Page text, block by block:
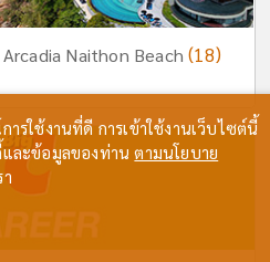
Naithon Beach(18)
รใช้งานที่ดี การเข้าใช้งานเว็บไซต์นี้
และข้อมูลของท่านตามนโยบาย